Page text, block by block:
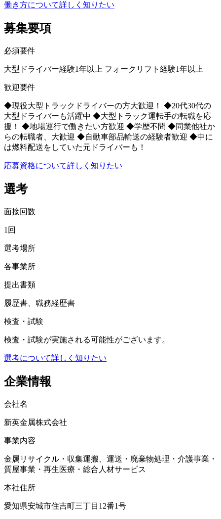
働き方について詳しく知りたい
募集要項
必須要件
大型ドライバー経験1年以上 フォークリフト経験1年以上
歓迎要件
◆現役大型トラックドライバーの方大歓迎！ ◆20代30代の
大型ドライバーも活躍中 ◆大型トラック運転手の転職を応
援！ ◆地場運行で働きたい方歓迎 ◆学歴不問 ◆同業他社か
らの転職者、大歓迎 ◆自動車部品輸送の経験者歓迎 ◆中に
は燃料配送をしていた元ドライバーも！
応募資格について詳しく知りたい
選考
面接回数
1回
選考場所
各事業所
提出書類
履歴書、職務経歴書
検査・試験
検査・試験が実施される可能性がございます。
選考について詳しく知りたい
企業情報
会社名
新英金属株式会社
事業内容
金属リサイクル・収集運搬、運送・廃棄物処理・介護事業・
質屋事業・再生医療・総合人材サービス
本社住所
愛知県安城市住吉町三丁目12番1号